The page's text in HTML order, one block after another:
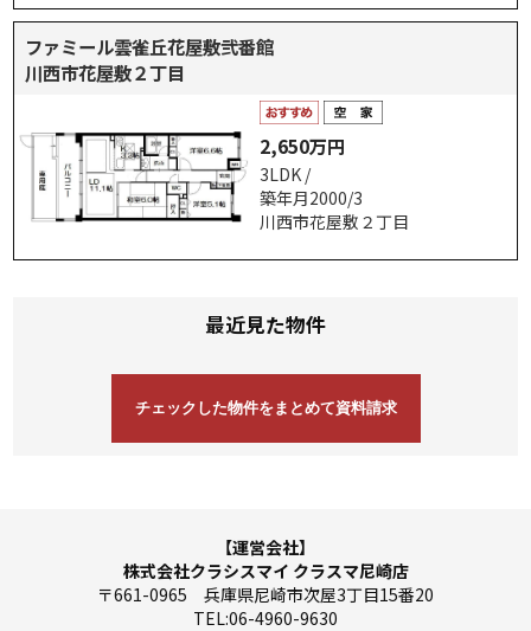
ファミール雲雀丘花屋敷弐番館
川西市花屋敷２丁目
2,650万円
3LDK /
築年月2000/3
川西市花屋敷２丁目
最近見た物件
【運営会社】
株式会社クラシスマイ クラスマ尼崎店
〒661-0965 兵庫県尼崎市次屋3丁目15番20
TEL:06-4960-9630